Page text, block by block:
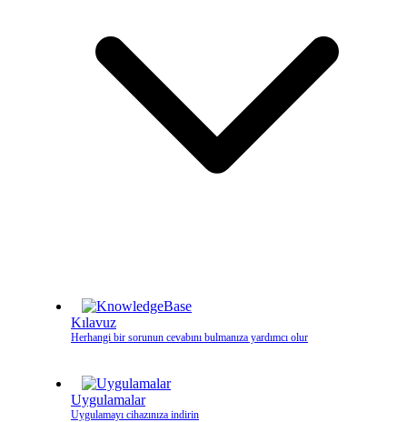
Kılavuz
Herhangi bir sorunun cevabını bulmanıza yardımcı olur
Uygulamalar
Uygulamayı cihazınıza indirin